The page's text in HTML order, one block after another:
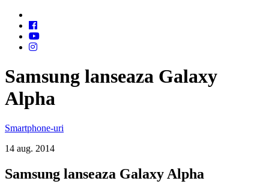
Samsung lanseaza Galaxy
Alpha
Smartphone-uri
14 aug. 2014
Samsung lanseaza Galaxy Alpha